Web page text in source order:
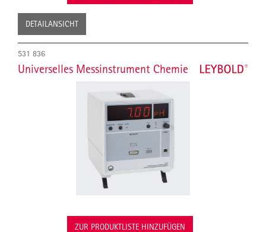
DETAILANSICHT
531 836
Universelles Messinstrument Chemie
ZUR PRODUKTLISTE HINZUFÜGEN